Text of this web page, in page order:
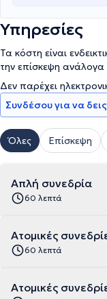
Υπηρεσίες
Τα κόστη είναι
την επίσκεψη ανάλογα
Δεν παρέχει
Συνδέσου για να
Όλες Επίσκεψη
Απλή συνεδρία
60 λεπτά
Ατομικές
60 λεπτά
Ατομικές